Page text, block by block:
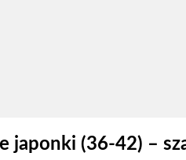
japonki (36-42) –